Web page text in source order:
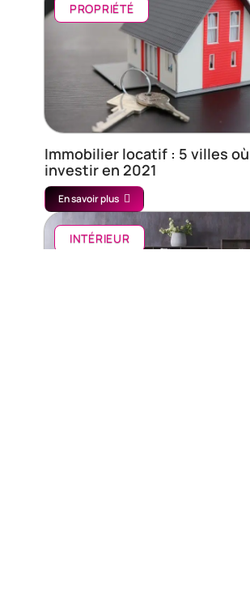
PROPRIÉTÉ
Immobilier locatif : 5 villes
investir en 2021
En savoir plus
INTÉRIEUR